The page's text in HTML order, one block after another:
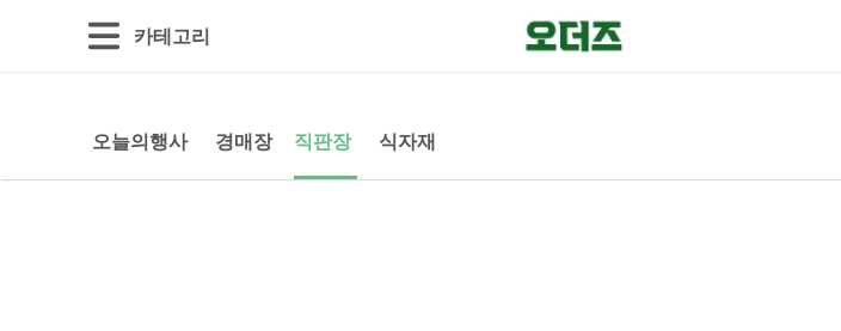
카테고리
오늘의행사 경매장 직판장 식자재